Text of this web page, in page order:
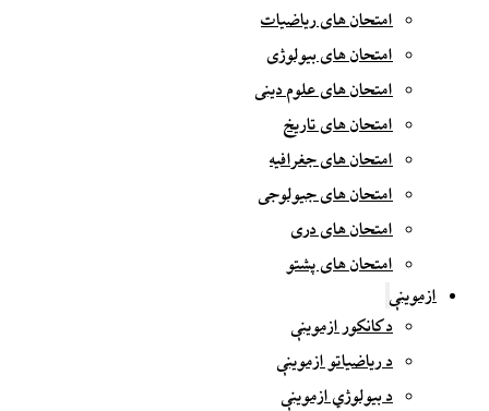
امتحان های ریاضیات
امتحان های بیولوژی
امتحان های علوم دینی
امتحان های تاریخ
امتحان های جغرافیه
امتحان های جیولوجی
امتحان های دری
امتحان های پشتو
ازموینې
د کانکور ازموینې
د ریاضیاتو ازموینې
د بیولوژي ازموینې